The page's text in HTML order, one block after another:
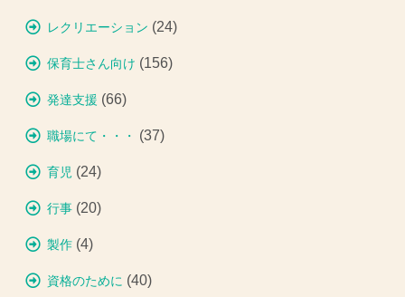
レクリエーション (24)
保育士さん向け (156)
発達支援 (66)
職場にて・・・ (37)
育児 (24)
行事 (20)
製作 (4)
資格のために (40)